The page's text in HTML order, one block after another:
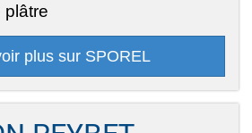
plâtre
plus sur SPOREL